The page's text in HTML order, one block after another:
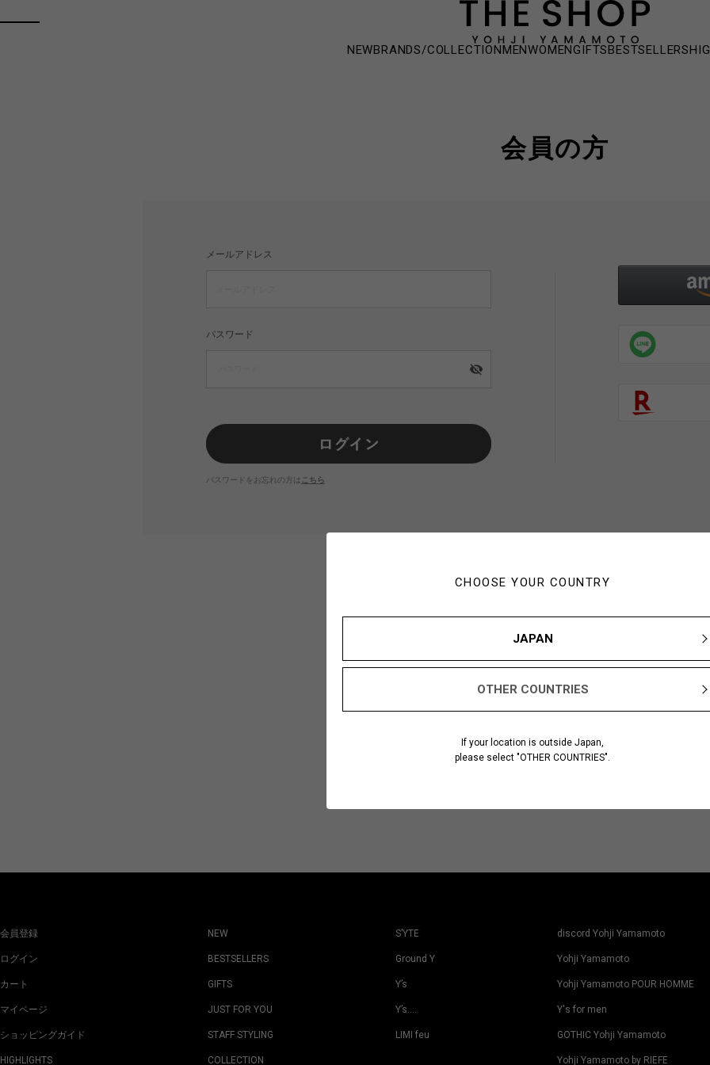
CHOOSE YOUR COUNTRY
JAPAN
OTHER COUNTRIES
If your location is outside Japan,
please select "OTHER COUNTRIES".
NEWBRANDS/COLLECTIONMENWOMENGIFTSBESTSELLERS
会員の方
メールアドレス
パスワード
visibility_off
パスワードをお忘れの方は こちら
初めてご利用の方・会員以
会員登録
ログイン
カート
マイページ
ショッピングガイド
HIGHLIGHTS
NEW
BESTSELLERS
GIFTS
JUST FOR YOU
STAFF STYLING
COLLECTION
S’YTE
Ground Y
Y’s
Y’s….
LIMI feu
discord Yohji Yamamoto
Yohji Yamamoto
Yohji Yamamoto POUR HOMME
Y's for men
GOTHIC Yohji Yamamoto
Yohji Yamamoto by RIEFE